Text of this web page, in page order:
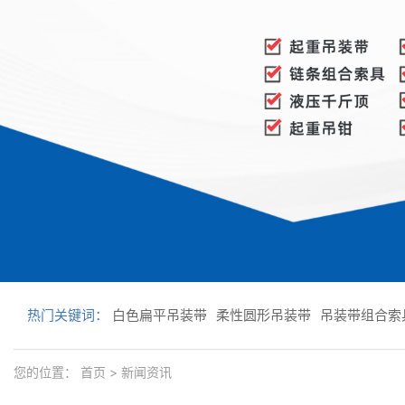
热门关键词： 白色扁平吊装带 柔性圆形吊装带 吊装带组合索
您的位置： 首页 > 新闻资讯